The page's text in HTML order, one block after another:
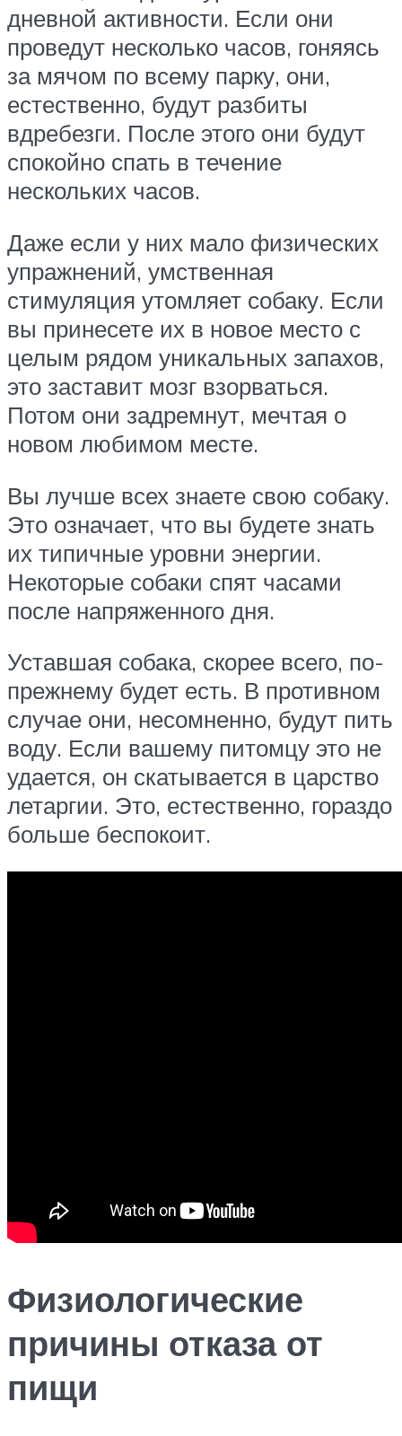
дневной активности. Если они
проведут несколько часов, гоняясь
за мячом по всему парку, они,
естественно, будут разбиты
вдребезги. После этого они будут
спокойно спать в течение
нескольких часов.
Даже если у них мало физических
упражнений, умственная
стимуляция утомляет собаку. Если
вы принесете их в новое место с
целым рядом уникальных запахов,
это заставит мозг взорваться.
Потом они задремнут, мечтая о
новом любимом месте.
Вы лучше всех знаете свою собаку.
Это означает, что вы будете знать
их типичные уровни энергии.
Некоторые собаки спят часами
после напряженного дня.
Уставшая собака, скорее всего, по-
прежнему будет есть. В противном
случае они, несомненно, будут пить
воду. Если вашему питомцу это не
удается, он скатывается в царство
летаргии. Это, естественно, гораздо
больше беспокоит.
Физиологические
причины отказа от
пищи